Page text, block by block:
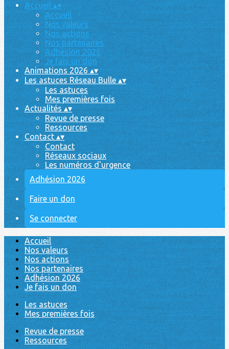
Accueil▴▾
Accueil
Nos valeurs
Nos actions
Nos partenaires
Adhésion 2026
Je fais un don
Animations 2026▴▾
Les astuces Réseau Bulle▴▾
Les astuces
Mes premières fois
Actualités▴▾
Revue de presse
Ressources
Contact▴▾
Contact
Réseaux sociaux
Les numéros d'urgence
Adhésion 2026
Faire un don
Se connecter
Accueil
Nos valeurs
Nos actions
Nos partenaires
Adhésion 2026
Je fais un don
Les astuces
Mes premières fois
Revue de presse
Ressources